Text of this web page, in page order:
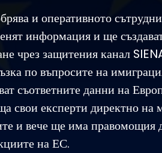
и оперативното
информация и ще
чрез защитения канал
по въпросите на
съответните данни на
свои експерти директно на
и вече ще има правомощия
на ЕС.